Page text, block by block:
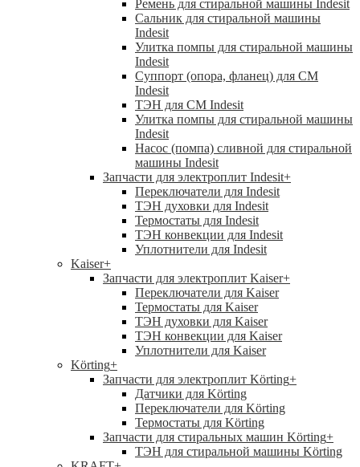
Ремень для стиральной машины Indesit
Сальник для стиральной машины
Indesit
Улитка помпы для стиральной машины
Indesit
Суппорт (опора, фланец) для СМ
Indesit
ТЭН для СМ Indesit
Улитка помпы для стиральной машины
Indesit
Насос (помпа) сливной для стиральной
машины Indesit
Запчасти для электроплит Indesit+
Переключатели для Indesit
ТЭН духовки для Indesit
Термостаты для Indesit
ТЭН конвекции для Indesit
Уплотнители для Indesit
Kaiser+
Запчасти для электроплит Kaiser+
Переключатели для Kaiser
Термостаты для Kaiser
ТЭН духовки для Kaiser
ТЭН конвекции для Kaiser
Уплотнители для Kaiser
Körting+
Запчасти для электроплит Körting+
Датчики для Körting
Переключатели для Körting
Термостаты для Körting
Запчасти для стиральных машин Körting+
ТЭН для стиральной машины Körting